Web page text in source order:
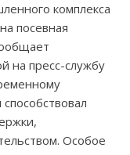
комплекса
посевная
на пресс-службу
Особое